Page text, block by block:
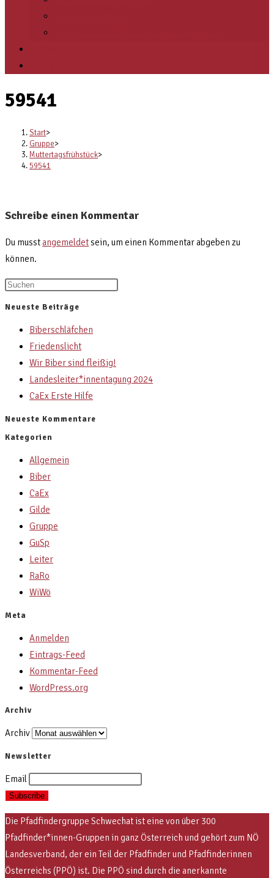
59541
Start>
Gruppe>
Muttertagsfrühstück>
59541
Schreibe einen Kommentar
Du musstangemeldetsein, um einen Kommentar abgeben zu
können.
Neueste Beiträge
Biberschläfchen
Friedenslicht
Wir Biber sind fleißig!
Landesleiter*innentagung 2024
CaEx Erste Hilfe
Neueste Kommentare
Kategorien
Allgemein
Biber
CaEx
Gilde
Gruppe
GuSp
Leiter
RaRo
WiWö
Meta
Anmelden
Eintrags-Feed
Kommentar-Feed
WordPress.org
Archiv
Archiv
Newsletter
Email
Die Pfadfindergruppe Schwechat ist eine von über 300
Pfadfinder*innen-Gruppen in ganz Österreich und gehört zum NÖ
Landesverband, der ein Teil der Pfadfinder und Pfadfinderinnen
Österreichs (PPÖ) ist. Die PPÖ sinddurch die anerkannte